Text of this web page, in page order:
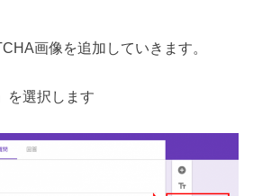
画像を追加していきます。
を選択します